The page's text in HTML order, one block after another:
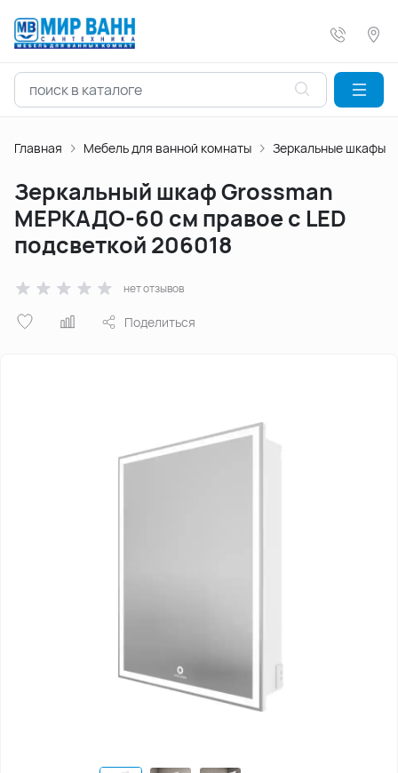
Главная Мебель для ванной комнаты Зеркальные шкафы
Зеркальный шкаф Grossman
МЕРКАДО-60 см правое с LED
подсветкой 206018
нет отзывов
Поделиться